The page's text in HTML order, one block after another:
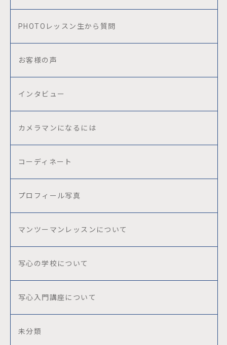
PHOTOレッスン生から質問
お客様の声
インタビュー
カメラマンになるには
コーディネート
プロフィール写真
マンツーマンレッスンについて
写心の学校について
写心入門講座について
未分類